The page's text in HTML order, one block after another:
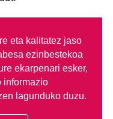
eta kalitatez jaso
ezinbestekoa
ekarpenari esker,
informazio
lagunduko duzu.